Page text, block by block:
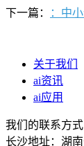
下一篇： ：中
关于我们
ai资讯
ai应用
我们的联系方式
长沙地址：湖